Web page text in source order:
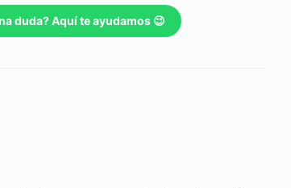
duda? Aquí te ayudamos 😉